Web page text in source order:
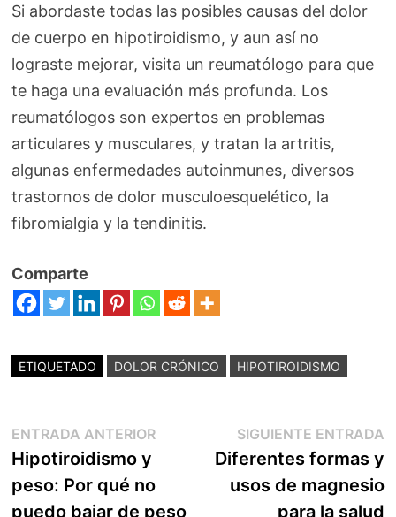
Si abordaste todas las posibles causas del dolor
de cuerpo en hipotiroidismo, y aun así no
lograste mejorar, visita un reumatólogo para que
te haga una evaluación más profunda. Los
reumatólogos son expertos en problemas
articulares y musculares, y tratan la artritis,
algunas enfermedades autoinmunes, diversos
trastornos de dolor musculoesquelético, la
fibromialgia y la tendinitis.
Comparte
ETIQUETADO DOLOR CRÓNICO HIPOTIROIDISMO
Navegación
de
entradas
ENTRADA ANTERIOREntrada
anterior:
Hipotiroidismo y
peso: Por qué no
puedo bajar de peso
SIGUIENTE ENTRADA
Diferentes formas y
usos de magnesio
para la salud